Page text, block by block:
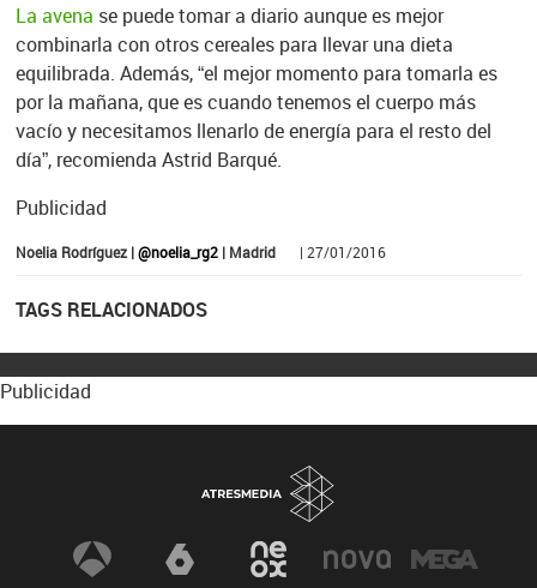
La avena se puede tomar a diario aunque es mejor
combinarla con otros cereales para llevar una dieta
equilibrada. Además, “el mejor momento para tomarla es
por la mañana, que es cuando tenemos el cuerpo más
vacío y necesitamos llenarlo de energía para el resto del
día”, recomienda Astrid Barqué.
Publicidad
Noelia Rodríguez |@noelia_rg2| Madrid | 27/01/2016
TAGS RELACIONADOS
Publicidad